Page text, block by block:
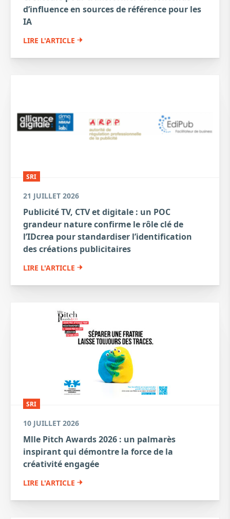
d’influence en sources de référence pour les
IA
LIRE L'ARTICLE
SRI
21 JUILLET 2026
Publicité TV, CTV et digitale : un POC
grandeur nature confirme le rôle clé de
l’IDcrea pour standardiser l’identification
des créations publicitaires
LIRE L'ARTICLE
SRI
10 JUILLET 2026
Mlle Pitch Awards 2026 : un palmarès
inspirant qui démontre la force de la
créativité engagée
LIRE L'ARTICLE